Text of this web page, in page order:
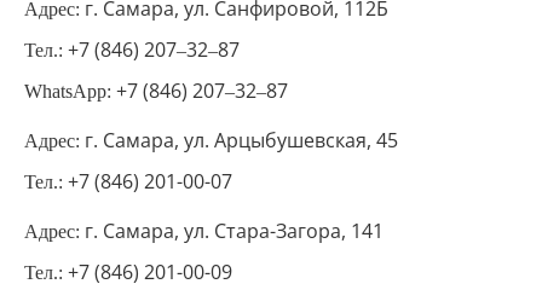
Адрес: г. Самара, ул. Санфировой, 112Б
Тел.: +7 (846) 207‒32‒87
WhatsApp: +7 (846) 207‒32‒87
Адрес: г. Самара, ул. Арцыбушевская, 45
Тел.: +7 (846) 201-00-07
Адрес: г. Самара, ул. Стара-Загора, 141
Тел.: +7 (846) 201-00-09